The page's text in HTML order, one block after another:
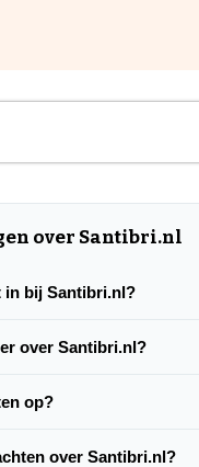
over Santibri.nl
in bij Santibri.nl?
over Santibri.nl?
op?
over Santibri.nl?